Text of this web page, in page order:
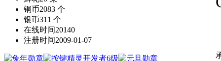
铜币2083 个
银币311 个
在线时间20140
注册时间2009-01-07